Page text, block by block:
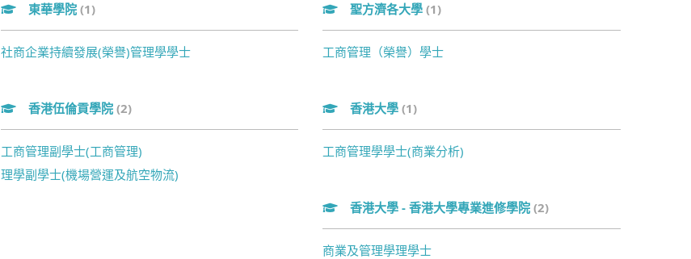
東華學院 (1)
社商企業持續發展(榮譽)管理學學士
聖方濟各大學(1)
工商管理（榮譽）學士
香港伍倫貢學院 (2)
工商管理副學士(工商管理)
理學副學士(機場營運及航空物流)
香港大學(1)
工商管理學學士(商業分析)
香港大學 - 香港大學專業進修學院(2)
商業及管理學理學士